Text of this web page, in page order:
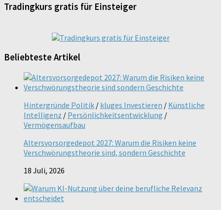
Tradingkurs gratis für Einsteiger
Beliebteste Artikel
Hintergründe Politik / kluges Investieren / Künstliche
Intelligenz / Persönlichkeitsentwicklung /
Vermögensaufbau
Altersvorsorgedepot 2027: Warum die Risiken keine
Verschwörungstheorie sind, sondern Geschichte
18 Juli, 2026